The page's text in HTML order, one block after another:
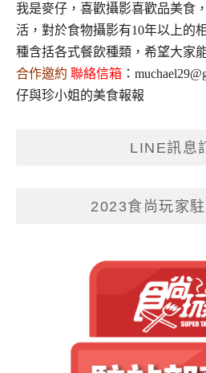
我是麥仔，喜歡攝影喜歡品美食
活，對於食物攝影有10年以上的
種含括各式餐飲種類，希望大家
合作邀約 聯絡信箱 ：
仔與珍小姐的美食報報
LINE訊息
2023食尚玩家